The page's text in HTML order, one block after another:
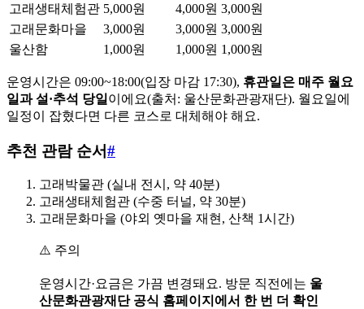
고래생태체험관 5,000원 4,000원 3,000원
고래문화마을
3,000원 3,000원 3,000원
울산함
1,000원 1,000원 1,000원
운영시간은 09:00~18:00(입장 마감 17:30), 휴관일은 매주 월요
일과 설·추석 당일 이에요(출처: 울산문화관광재단). 월요일에
일정이 잡혔다면 다른 코스로 대체해야 해요.
추천 관람 순서#
고래박물관 (실내 전시, 약 40분)
고래생태체험관 (수중 터널, 약 30분)
고래문화마을 (야외 옛마을 재현, 산책 1시간)
⚠️ 주의
운영시간·요금은 가끔 변경돼요. 방문 직전에는 울
산문화관광재단 공식 홈페이지에서 한 번 더 확인